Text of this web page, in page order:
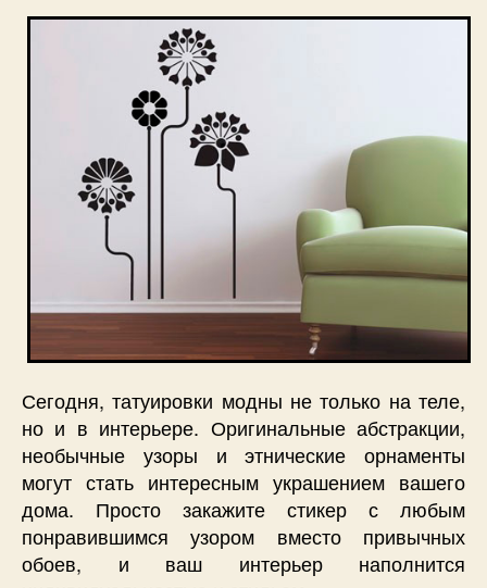
Сегодня, татуировки модны не только на теле,
но и в интерьере. Оригинальные абстракции,
необычные узоры и этнические орнаменты
могут стать интересным украшением вашего
дома. Просто закажите стикер с любым
понравившимся узором вместо привычных
обоев, и ваш интерьер наполнится